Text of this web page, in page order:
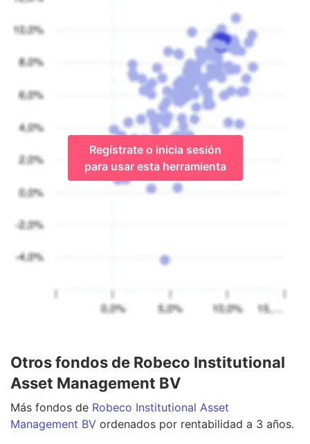
Regístrate o inicia sesión
para usar esta herramienta
Otros fondos de Robeco Institutional
Asset Management BV
Más fondos de Robeco Institutional Asset
Management BV ordenados por rentabilidad a 3 años.